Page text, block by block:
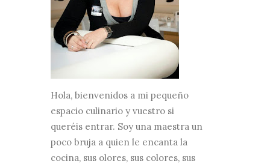
Hola, bienvenidos a mi pequeño
espacio culinario y vuestro si
queréis entrar. Soy una maestra un
poco bruja a quien le encanta la
cocina, sus olores, sus colores, sus